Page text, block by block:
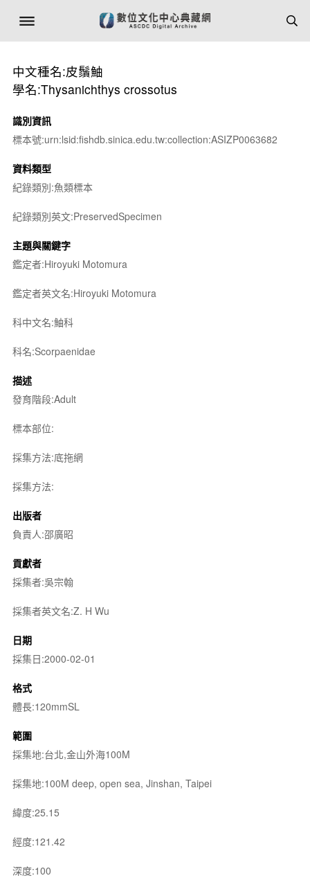
中文種名:皮鬚鮋
學名:Thysanichthys crossotus
識別資訊
標本號:urn:lsid:fishdb.sinica.edu.tw:collection:ASIZP0063682
資料類型
紀錄類別:魚類標本
紀錄類別英文:PreservedSpecimen
主題與關鍵字
鑑定者:Hiroyuki Motomura
鑑定者英文名:Hiroyuki Motomura
科中文名:鮋科
科名:Scorpaenidae
描述
發育階段:Adult
標本部位:
採集方法:底拖網
採集方法:
出版者
負責人:邵廣昭
貢獻者
採集者:吳宗翰
採集者英文名:Z. H Wu
日期
採集日:2000-02-01
格式
體長:120mmSL
範圍
採集地:台北,金山外海100M
採集地:100M deep, open sea, Jinshan, Taipei
緯度:25.15
經度:121.42
深度:100